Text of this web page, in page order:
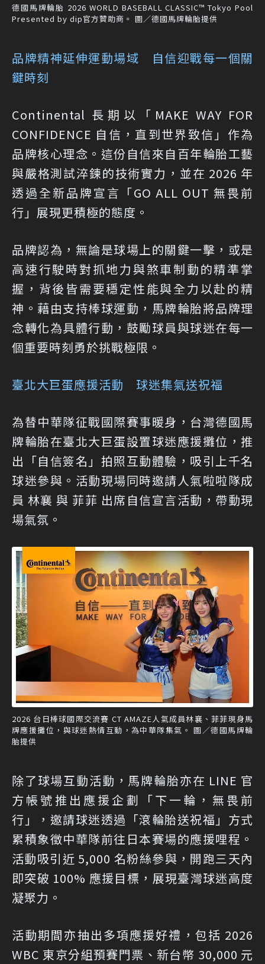
德國馬牌輪胎 2026 WORLD BASEBALL CLASSIC™ Tokyo Pool
Presented by dip官方贊助商。 圖／德國馬牌輪胎提供
品牌精神延伸運動場域 自信迎戰每一個關
鍵時刻
Continental 長期以「MAKE WAY FOR
CONFIDENCE 自信，直到世界致信」作為
品牌核心理念。這份自信來自百年輪胎工藝
與嚴格測試淬鍊的技術實力，並在 2026 年
透過全新品牌宣言「GO ALL OUT 無畏前
行」展現更積極的態度。
品牌認為，無論是球場上的關鍵一擊，或是
高速行駛時對抓地力與煞車制動的精準掌
握，背後皆需要穩定性能與全力以赴的精
神。藉由支持棒球運動，馬牌輪胎將品牌理
念轉化為具體行動，鼓勵球員與球迷在每一
個重要時刻勇於挑戰極限。
臺北大巨蛋應援活動 球迷集氣送祝福
為替中華隊征戰國際賽事暖身，台灣德國馬
牌輪胎在臺北大巨蛋設置球迷應援攤位，推
出「自信簽名」拍照互動體驗，吸引上千名
球迷參與。活動現場同時邀請人氣啦啦隊成
員 林襄 與 菲菲 出席自信宣言活動，帶動現
場氣氛。
2026 台日棒球國際交流賽 CT AMAZE人氣成員林襄、菲菲現身馬
牌應援攤位，與球迷熱情互動，為中華隊集氣。 圖／德國馬牌輪
胎提供
除了球場互動活動，馬牌輪胎亦在 LINE 官
方帳號推出應援企劃「下一輪，無畏前
行」，邀請球迷透過「滾輪胎送祝福」方式
累積象徵中華隊前往日本賽場的應援哩程。
活動吸引近 5,000 名粉絲參與，開跑三天內
即突破 100% 應援目標，展現臺灣球迷高度
凝聚力。
活動期間亦抽出多項應援好禮，包括 2026
WBC 東京分組預賽門票、新台幣 30,000 元